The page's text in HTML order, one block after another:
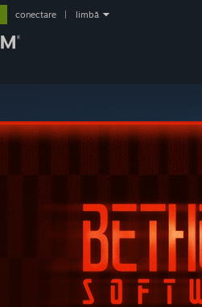
conectare limbă